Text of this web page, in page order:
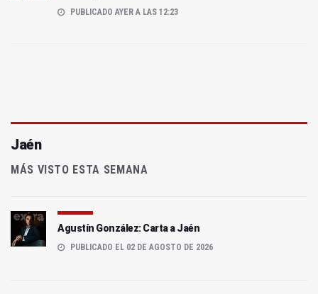
PUBLICADO AYER A LAS 12:23
Jaén
MÁS VISTO ESTA SEMANA
Agustín González: Carta a Jaén
PUBLICADO EL 02 DE AGOSTO DE 2026